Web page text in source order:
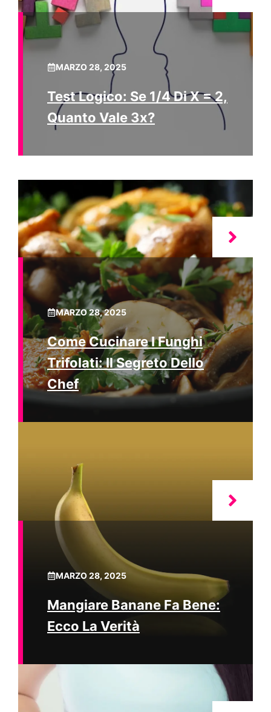
MARZO 28, 2025
Test Logico: Se 1/4 Di X = 2,
Quanto Vale 3x?
MARZO 28, 2025
Come Cucinare I Funghi
Trifolati: Il Segreto Dello
Chef
MARZO 28, 2025
Mangiare Banane Fa Bene:
Ecco La Verità